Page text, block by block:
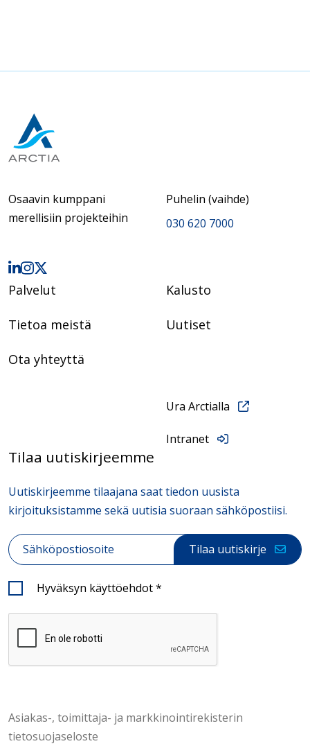
Osaavin kumppani
merellisiin projekteihin
Puhelin (vaihde)
030 620 7000
Palvelut Kalusto
Tietoa meistä Uutiset
Ota yhteyttä
Ura Arctialla
Intranet
Tilaa uutiskirjeemme
Uutiskirjeemme tilaajana saat tiedon uusista
kirjoituksistamme sekä uutisia suoraan sähköpostiisi.
Sähköposti * Tilaa uutiskirje
Hyväksyn käyttöehdot*
Asiakas-, toimittaja- ja markkinointirekisterin
tietosuojaseloste